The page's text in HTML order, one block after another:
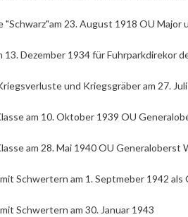
23. August 1918 OU
Dezember 1934 für Fuhrparkdirekor
und Kriegsgräber am 27.
am 10. Oktober 1939 OU
am 28. Mai 1940 OU Generaloberst
Schwertern am 1. Septmeber 1942 als
Schwertern am 30. Januar 1943